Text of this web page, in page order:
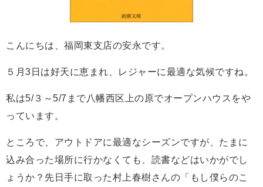
こんにちは、福岡東支店の安永です。
５月3日は好天に恵まれ、レジャーに最適な気候ですね。
私は5/３～5/7まで八幡西区上の原でオープンハウスをや
っています。
ところで、アウトドアに最適なシーズンですが、たまに
込み合った場所に行かなくても、読書などはいかがでし
ょうか？先日手に取った村上春樹さんの「もし僕らのこ